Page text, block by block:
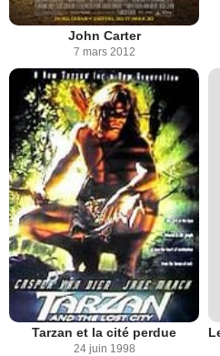
John Carter
7 mars 2012
Tarzan et la cité perdue
24 juin 1998